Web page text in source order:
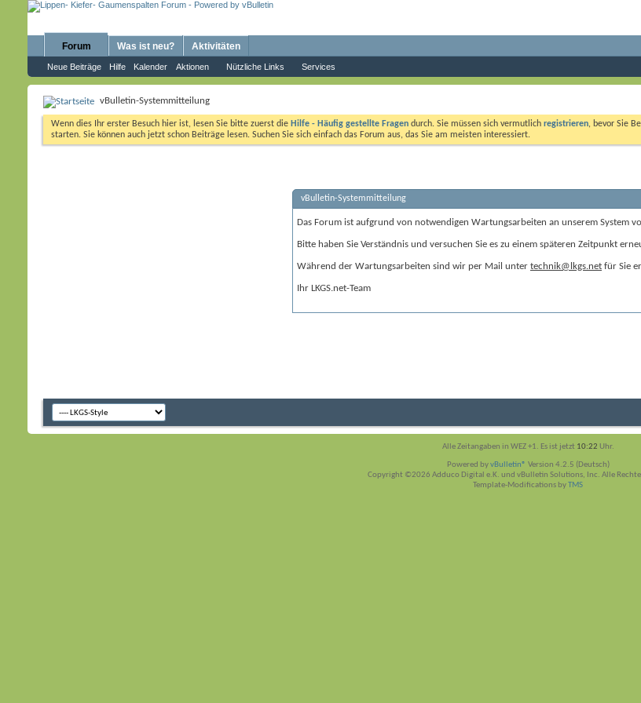
Forum
Neue Beiträge Hilfe Kalender Aktionen Nützliche Links Services
Was ist neu? Aktivitäten
vBulletin-Systemmitteilung
Wenn dies Ihr erster Besuch hier ist, lesen Sie bitte zuerst die Hilfe - Häufig gestellte Fragen durch. Sie müssen sich vermutlich registrieren, bevor Sie
starten. Sie können auch jetzt schon Beiträge lesen. Suchen Sie sich einfach das Forum aus, das Sie am meisten interessiert.
vBulletin-Systemmitteilung
Das Forum ist aufgrund von notwendigen Wartungsarbeiten an unserem System
Bitte haben Sie Verständnis und versuchen Sie es zu einem späteren Zeitpunkt
Während der Wartungsarbeiten sind wir per Mail unter technik@lkgs.net für Sie
Ihr LKGS.net-Team
Alle Zeitangaben in WEZ +1. Es ist jetzt 10:22 Uhr.
Powered byvBulletin® Version 4.2.5 (Deutsch)
Copyright ©2026 Adduco Digital e.K. und vBulletin Solutions, Inc. Alle
Template-Modifications byTMS